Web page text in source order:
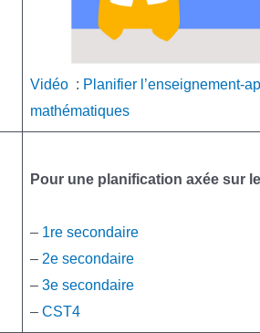
Vidéo : Planifier l’enseignement-
mathématiques
Pour une planification axée sur
– 1re secondaire
– 2e secondaire
– 3e secondaire
– CST4